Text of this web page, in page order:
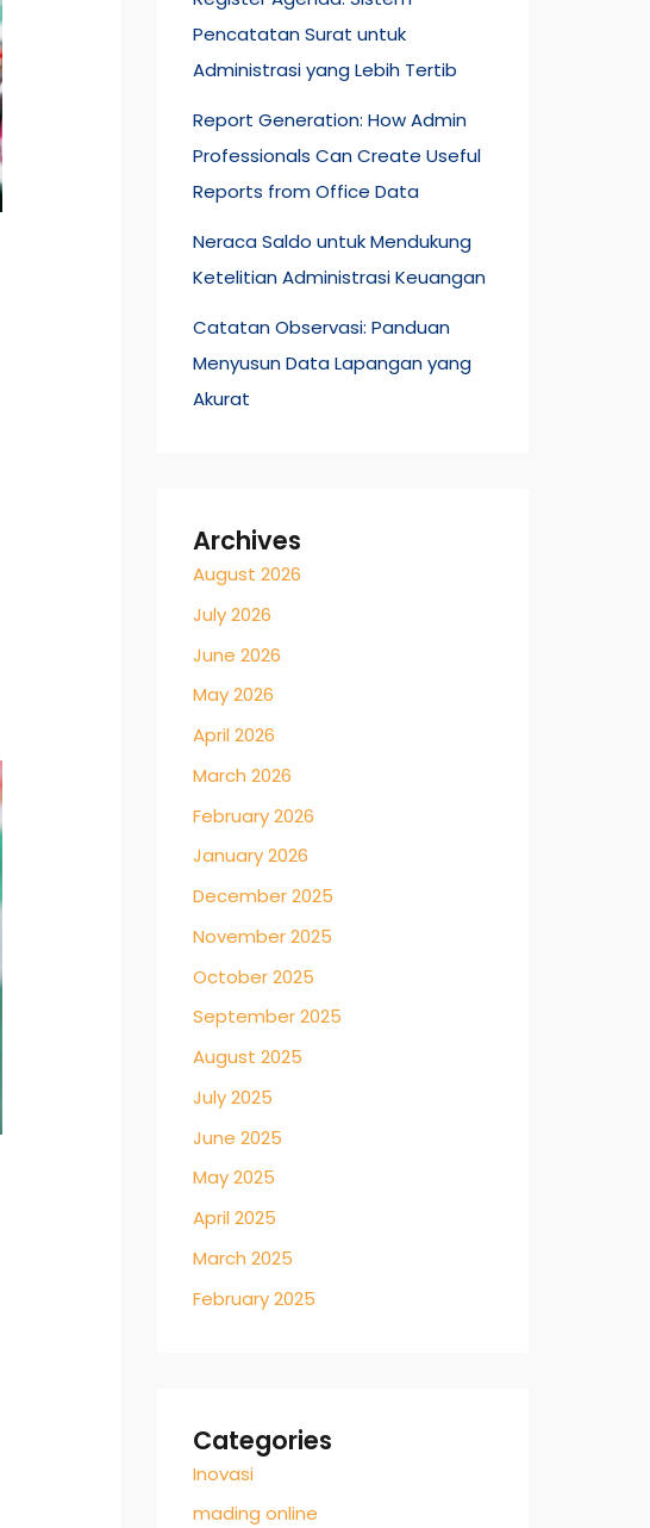
Pencatatan Surat untuk
Administrasi yang Lebih Tertib
Report Generation: How Admin
Professionals Can Create Useful
Reports from Office Data
Neraca Saldo untuk Mendukung
Ketelitian Administrasi Keuangan
Catatan Observasi: Panduan
Menyusun Data Lapangan yang
Akurat
Archives
August 2026
July 2026
June 2026
May 2026
April 2026
March 2026
February 2026
January 2026
December 2025
November 2025
October 2025
September 2025
August 2025
July 2025
June 2025
May 2025
April 2025
March 2025
February 2025
Categories
Inovasi
mading online